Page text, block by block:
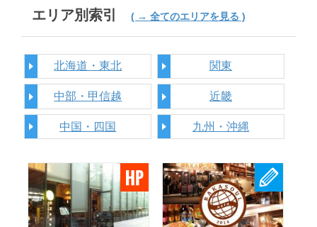
c
e
b
o
o
tt
er
e
エリア別索引 ( → 全てのエリアを見る )
北海道・東北 関東
中部・甲信越 近畿
中国・四国 九州・沖縄